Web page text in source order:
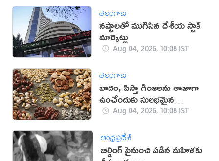
తెలంగాణ
నష్టాలతో ముగిసిన దేశీయ స్టాక్
మార్కెట్లు
Aug 04, 2026, 10:08 IST
తెలంగాణ
బాదం, పిస్తా గింజలను తాజాగా
ఉంచేందుకు సులభమైన
చిట్కాలు!
Aug 04, 2026, 10:08 IST
ఆంధ్రప్రదేశ్
బిల్డింగ్​ పైనుంచి పడిన మహిళకు